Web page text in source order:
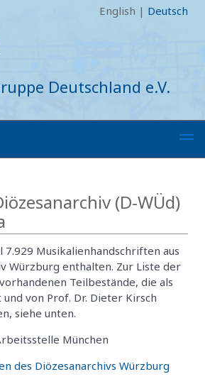
English | Deutsch
Deutschland e.V.
(D-WÜd)
7.929 Musikalienhandschriften aus
Würzburg enthalten. Zur Liste der
Teilbestände, die als
von Prof. Dr. Dieter Kirsch
siehe unten.
München
des Diözesanarchivs Würzburg